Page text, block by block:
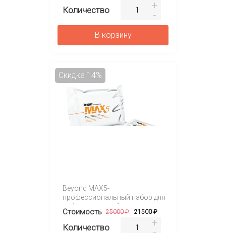
Количество
В корзину
Beyond MAX5-
профессиональный набор для
отбеливания зубов
Стоимость
Скидка 14%
25000 ₽ 21500 ₽
Количество